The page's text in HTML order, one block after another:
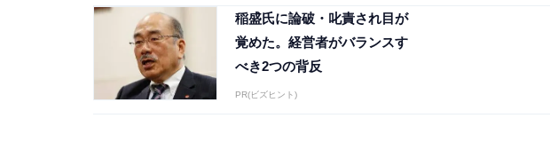
稲盛氏に論破・叱責され目が
覚めた。経営者がバランスす
べき2つの背反
PR(ビズヒント)